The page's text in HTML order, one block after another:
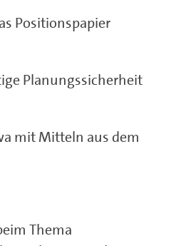
Positionspapier
Planungssicherheit
mit Mitteln aus dem
Thema